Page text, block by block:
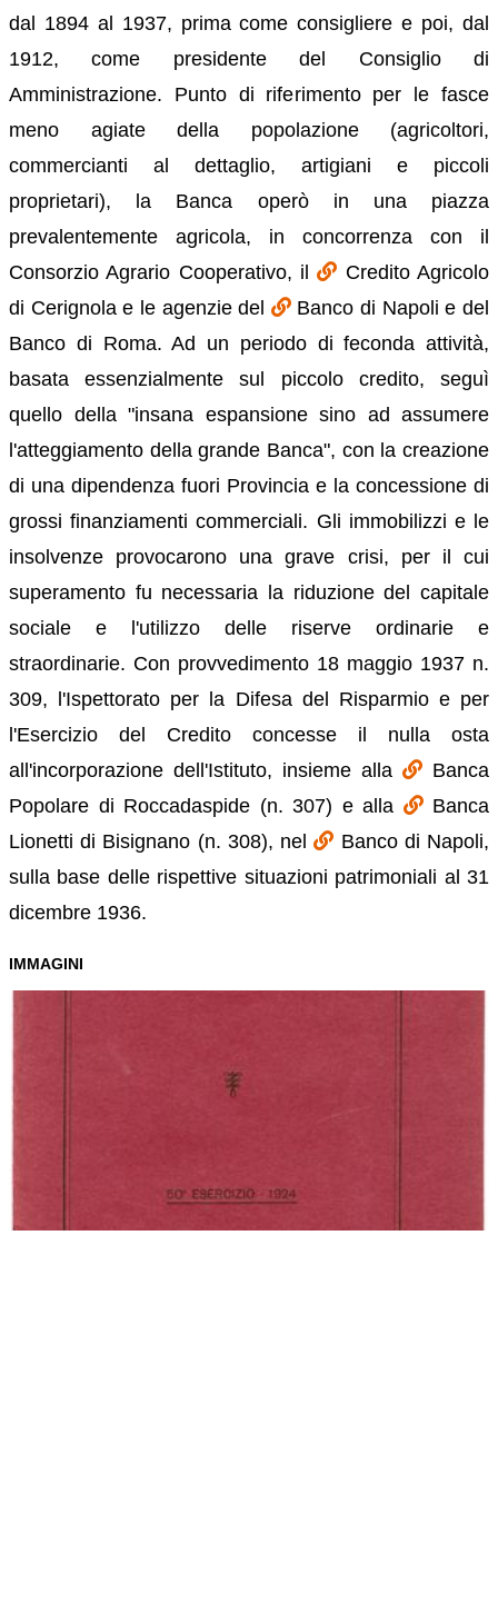
dal 1894 al 1937, prima come consigliere e poi, dal
1912, come presidente del Consiglio di
Amministrazione. Punto di riferimento per le fasce
meno agiate della popolazione (agricoltori,
commercianti al dettaglio, artigiani e piccoli
proprietari), la Banca operò in una piazza
prevalentemente agricola, in concorrenza con il
Consorzio Agrario Cooperativo, il
Credito Agricolo
di Cerignola e le agenzie del
Banco di Napoli e del
Banco di Roma. Ad un periodo di feconda attività,
basata essenzialmente sul piccolo credito, seguì
quello della "insana espansione sino ad assumere
l'atteggiamento della grande Banca", con la creazione
di una dipendenza fuori Provincia e la concessione di
grossi finanziamenti commerciali. Gli immobilizzi e le
insolvenze provocarono una grave crisi, per il cui
superamento fu necessaria la riduzione del capitale
sociale e l'utilizzo delle riserve ordinarie e
straordinarie. Con provvedimento 18 maggio 1937 n.
309, l'Ispettorato per la Difesa del Risparmio e per
l'Esercizio del Credito concesse il nulla osta
all'incorporazione dell'Istituto, insieme alla
Banca
Popolare di Roccadaspide (n. 307) e alla
Banca
Lionetti di Bisignano (n. 308), nel
Banco di Napoli,
sulla base delle rispettive situazioni patrimoniali al 31
dicembre 1936.
IMMAGINI